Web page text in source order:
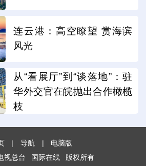
连云港：高空瞭望 赏海滨
风光
从“看展厅”到“谈落地”：驻
华外交官在皖抛出合作橄榄
枝
| 导航 |
电脑版
视总台
国际在线 版权所有